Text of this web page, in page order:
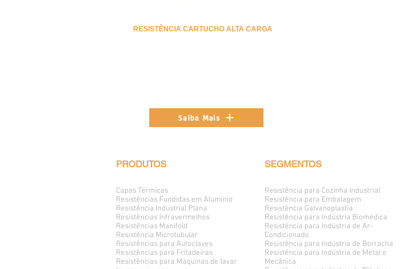
RESISTÊNCIA CARTUCHO ALTA CARGA
Saiba Mais
PRODUTOS
Capas Térmicas
Resistências Fundidas em Alumínio
Resistência Industrial Plana
Resistências Infravermelhos
Resistências Manifold
Resistência Microtubular
Resistências para Autoclaves
Resistências para Fritadeiras
Resistências para Máquinas de lavar
SEGMENTOS
Resistência para Cozinha Industrial
Resistência para Embalagem
Resistência Galvanoplastia
Resistência para Indústria Biomédica
Resistência para Indústria de Ar-
Condicionado
Resistência para Indústria de Borracha
Resistência para Indústria de Metal e
Mecânica